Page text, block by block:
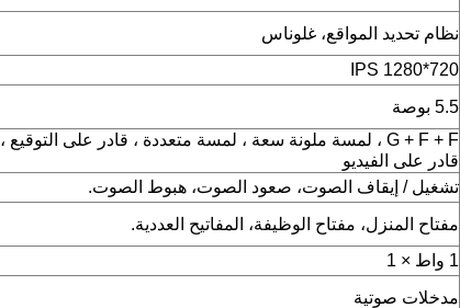
نظام تحديد المواقع، غلوناس
720*1280 IPS
5.5 بوصة
G + F + F ، لمسة ملونة سعة ، لمسة متعددة ، قادر على التوقيع ،
قادر على الفيديو
تشغيل / إيقاف الصوت، صعود الصوت، هبوط الصوت.
مفتاح المنزل، مفتاح الوظيفة، المفاتيح العددية.
1 واط × 1
مدخلات صوتية